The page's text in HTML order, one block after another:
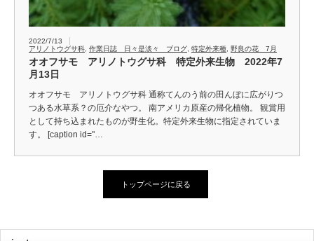
2022/7/13
アリノトウグサ科 作業日誌 日々是淡々 ブログ 特定外来種 野良の花 7月
オオフサモ アリノトウグサ科 特定外来生物 2022年7
月13日
オオフサモ アリノトウグサ科 通称てんのう前の田んぼに広がりつ
つある水草系？の厄介なやつ。 南アメリカ原産の帰化植物。 観賞用
として持ち込まれたものが野生化。特定外来生物に指定されていま
す。 [caption id="…
トップページに戻る